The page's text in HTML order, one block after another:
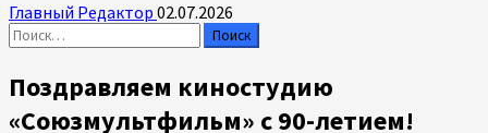
Главный Редактор 02.07.2026
Найти:
Поздравляем киностудию
«Союзмультфильм» с 90-летием!